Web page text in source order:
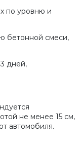
по уровню и
бетонной смеси,
дней,
не менее 15 см,
автомобиля.